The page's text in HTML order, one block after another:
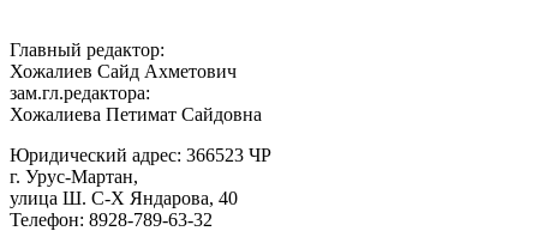
Главный редактор:
Хожалиев Сайд Ахметович
зам.гл.редактора:
Хожалиева Петимат Сайдовна
Юридический адрес: 366523 ЧР
г. Урус-Мартан,
улица Ш. С-Х Яндарова, 40
Телефон: 8928-789-63-32